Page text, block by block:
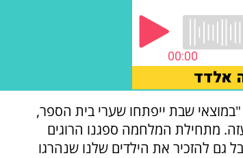
שבת ייפתחו שערי בית הספר,
מתחילת המלחמה ספגנו הרוגים
להזכיר את הילדים שלנו שנהרגו